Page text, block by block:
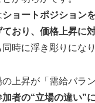
ショートポジション
おり、価格上昇に
同時に浮き彫りになり
上昇が「需給バラ
加者の“立場の違い”